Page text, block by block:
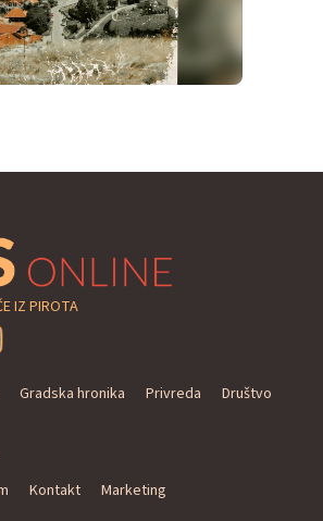
IZ PIROTA
Gradska hronika Privreda
Društvo
Kontakt Marketing